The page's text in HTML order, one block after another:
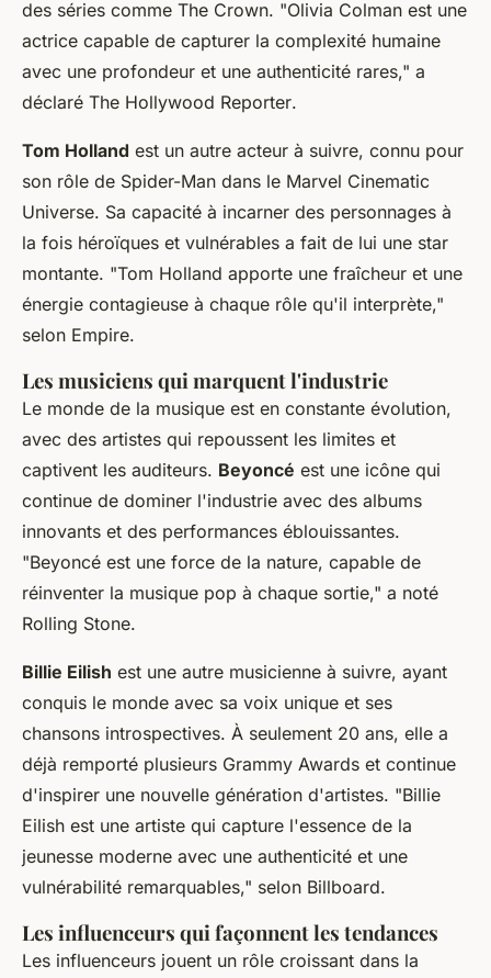
des séries comme The Crown. "Olivia Colman est une
actrice capable de capturer la complexité humaine
avec une profondeur et une authenticité rares," a
déclaré The Hollywood Reporter.
Tom Holland est un autre acteur à suivre, connu pour
son rôle de Spider-Man dans le Marvel Cinematic
Universe. Sa capacité à incarner des personnages à
la fois héroïques et vulnérables a fait de lui une star
montante. "Tom Holland apporte une fraîcheur et une
énergie contagieuse à chaque rôle qu'il interprète,"
selon Empire.
Les musiciens qui marquent l'industrie
Le monde de la musique est en constante évolution,
avec des artistes qui repoussent les limites et
captivent les auditeurs. Beyoncé est une icône qui
continue de dominer l'industrie avec des albums
innovants et des performances éblouissantes.
"Beyoncé est une force de la nature, capable de
réinventer la musique pop à chaque sortie," a noté
Rolling Stone.
Billie Eilish est une autre musicienne à suivre, ayant
conquis le monde avec sa voix unique et ses
chansons introspectives. À seulement 20 ans, elle a
déjà remporté plusieurs Grammy Awards et continue
d'inspirer une nouvelle génération d'artistes. "Billie
Eilish est une artiste qui capture l'essence de la
jeunesse moderne avec une authenticité et une
vulnérabilité remarquables," selon Billboard.
Les influenceurs qui façonnent les tendances
Les influenceurs jouent un rôle croissant dans la